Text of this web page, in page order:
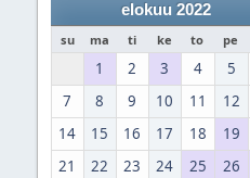
elokuu 2022
su ma ti ke to pe
1 2 3 4 5
7
8 9 10 11 12
14
15 16 17 18 19
21
22 23 24 25 26